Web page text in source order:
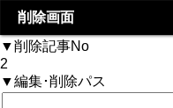
削除画面
▼削除記事No
2
▼編集･削除パス